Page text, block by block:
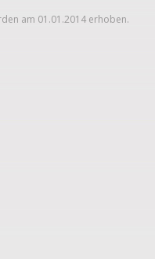
am 01.01.2014 erhoben.